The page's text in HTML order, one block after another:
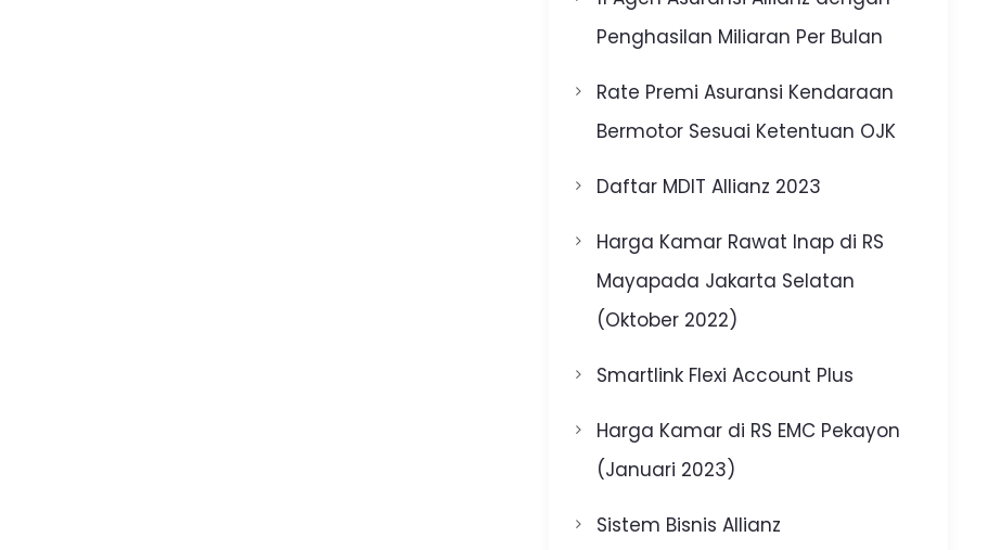
Penghasilan Miliaran Per Bulan
Rate Premi Asuransi Kendaraan
Bermotor Sesuai Ketentuan OJK
Daftar MDIT Allianz 2023
Harga Kamar Rawat Inap di RS
Mayapada Jakarta Selatan
(Oktober 2022)
Smartlink Flexi Account Plus
Harga Kamar di RS EMC Pekayon
(Januari 2023)
Sistem Bisnis Allianz